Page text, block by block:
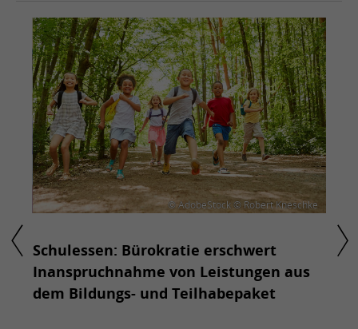
© AdobeStock © Robert Kneschke
Schulessen: Bürokratie erschwert
Inanspruchnahme von Leistungen aus
dem Bildungs- und Teilhabepaket